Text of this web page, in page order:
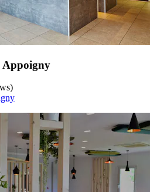
Appoigny